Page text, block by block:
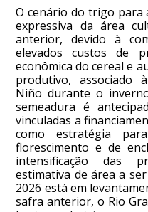
O cenário do trigo para
expressiva da área
anterior, devido à
elevados custos de
econômica do cereal e
produtivo, associado
Niño durante o
semeadura é
vinculadas a
como estratégia
florescimento e de
intensificação das
estimativa de área a
2026 está em
safra anterior, o Rio